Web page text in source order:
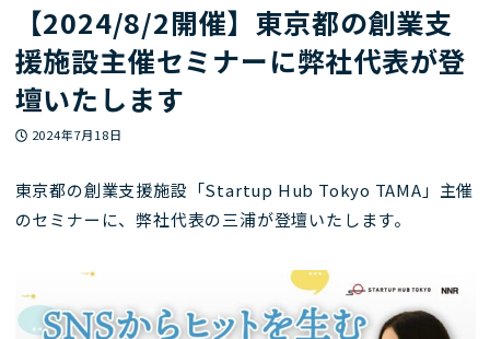
【2024/8/2開催】東京都の創業支
援施設主催セミナーに弊社代表が登
壇いたします
投稿日
2024年7月18日
東京都の創業支援施設「Startup Hub Tokyo TAMA」主催
のセミナーに、弊社代表の三浦が登壇いたします。